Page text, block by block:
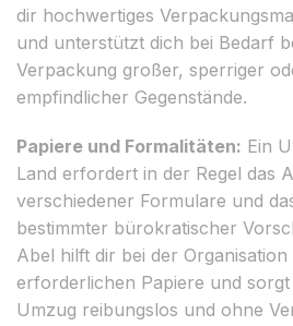
dir hochwertiges
und unterstützt dich bei Bedarf
Verpackung großer, sperriger
empfindlicher Gegenstände.
Papiere und Formalitäten: Ein
Land erfordert in der Regel das
verschiedener Formulare und
bestimmter bürokratischer
Abel hilft dir bei der
erforderlichen Papiere und sorgt
Umzug reibungslos und ohne